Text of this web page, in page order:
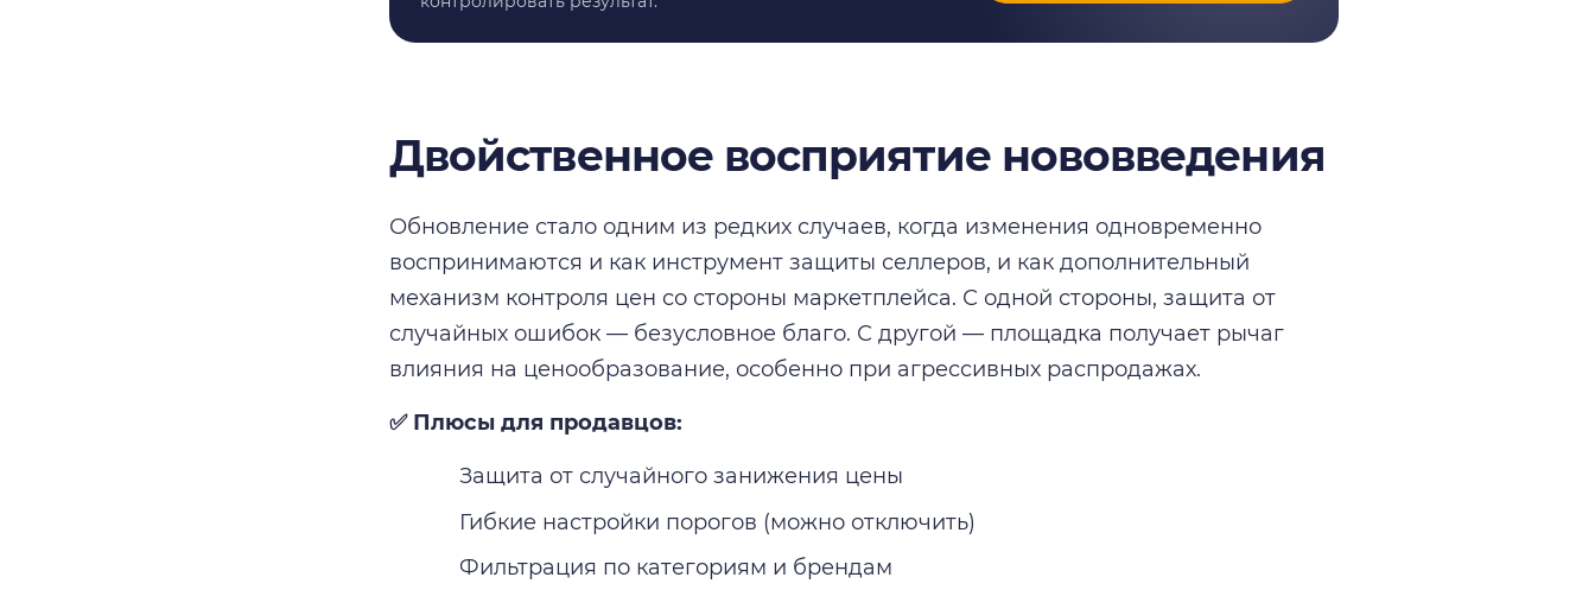
Двойственное восприятие нововведения
Обновление стало одним из редких случаев, когда изменения одновременно
воспринимаются и как инструмент защиты селлеров, и как дополнительный
механизм контроля цен со стороны маркетплейса. С одной стороны, защита от
случайных ошибок — безусловное благо. С другой — площадка получает рычаг
влияния на ценообразование, особенно при агрессивных распродажах.
✅ Плюсы для продавцов:
Защита от случайного занижения цены
Гибкие настройки порогов (можно отключить)
Фильтрация по категориям и брендам